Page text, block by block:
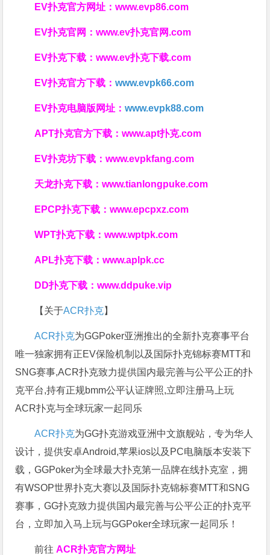
EV扑克官方网址：www.evp86.com
EV扑克官网：www.ev扑克官网.com
EV扑克下载：www.ev扑克下载.com
EV扑克官方下载：www.evpk66.com
EV扑克电脑版网址：www.evpk88.com
APT扑克官方下载：www.apt扑克.com
EV扑克坊下载：www.evpkfang.com
天龙扑克下载：www.tianlongpuke.com
EPCP扑克下载：www.epcpxz.com
WPT扑克下载：www.wptpk.com
APL扑克下载：www.aplpk.cc
DD扑克下载：www.ddpuke.vip
【关于ACR扑克】
ACR扑克为GGPoker亚洲推出的全新扑克赛事平台
唯一独家拥有正EV保险机制以及国际扑克锦标赛MTT和
SNG赛事,ACR扑克致力提供国内最完善与公平公正的扑
克平台,持有正规bmm公平认证牌照,立即注册马上玩
ACR扑克与全球玩家一起同乐
ACR扑克为GG扑克游戏亚洲中文旗舰站，专为华人
设计，提供安卓Android,苹果ios以及PC电脑版本安装下
载，GGPoker为全球最大扑克第一品牌在线扑克室，拥
有WSOP世界扑克大赛以及国际扑克锦标赛MTT和SNG
赛事，GG扑克致力提供国内最完善与公平公正的扑克平
台，立即加入马上玩与GGPoker全球玩家一起同乐！
前往ACR扑克官方网址